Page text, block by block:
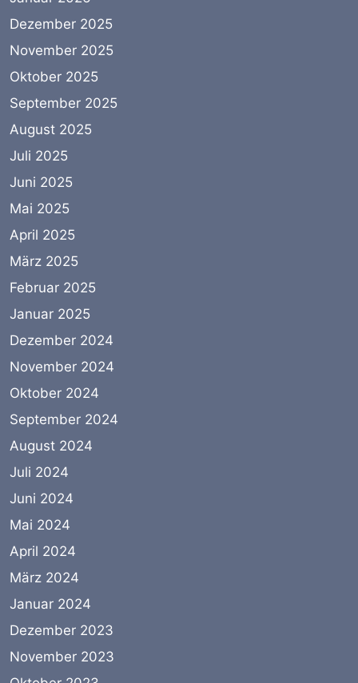
Dezember 2025
November 2025
Oktober 2025
September 2025
August 2025
Juli 2025
Juni 2025
Mai 2025
April 2025
März 2025
Februar 2025
Januar 2025
Dezember 2024
November 2024
Oktober 2024
September 2024
August 2024
Juli 2024
Juni 2024
Mai 2024
April 2024
März 2024
Januar 2024
Dezember 2023
November 2023